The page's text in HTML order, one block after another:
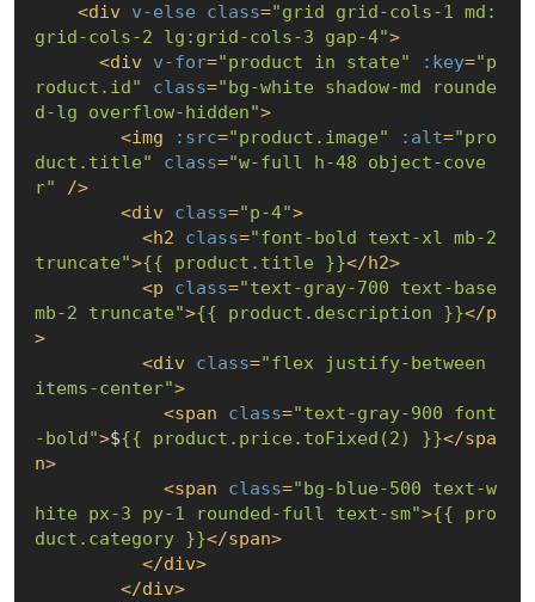
<div v-else class="grid grid-cols-1 md:
grid-cols-2 lg:grid-cols-3 gap-4">
<div v-for="product in state" :key="p
roduct.id"
class="bg-white shadow-md rounde
d-lg overflow-hidden">
<img :src="product.image" :alt="pro
duct.title"
class="w-full h-48 object-cove
r" />
<div class="p-4">
<h2 class="font-bold text-xl mb-2
truncate">{{ product.title }}</h2>
<p class="text-gray-700 text-base
mb-2 truncate">{{ product.description }}</p
>
<div class="flex justify-between
items-center">
<span class="text-gray-900 font
-bold">${{ product.price.toFixed(2) }}</spa
n>
<span class="bg-blue-500 text-w
hite px-3 py-1 rounded-full text-sm">{{ pro
duct.category }}</span>
</div>
</div>